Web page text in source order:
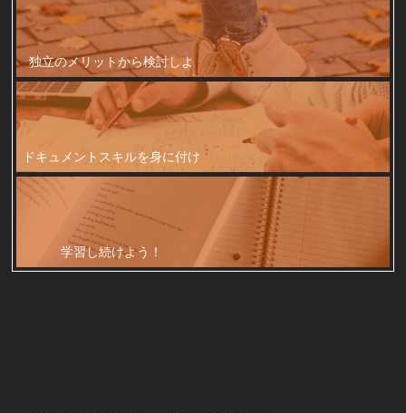
独立のメリットから検討しよ
う！
ドキュメントスキルを身に付け
よう！
学習し続けよう！